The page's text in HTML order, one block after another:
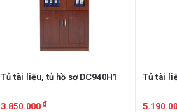
Tủ tài liệu, tủ hồ sơ DC940H1
3.850.000 ₫
Tủ tài